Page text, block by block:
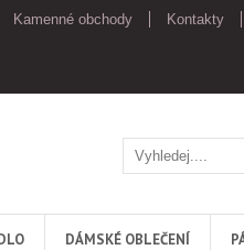
Kamenné obchody
Kontakty
DÁMSKÉ OBLEČENÍ